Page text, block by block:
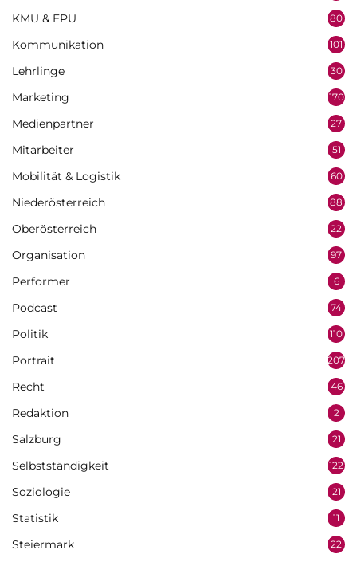
KMU & EPU 80
Kommunikation 101
Lehrlinge 30
Marketing 170
Medienpartner 27
Mitarbeiter 51
Mobilität & Logistik 60
Niederösterreich 88
Oberösterreich 22
Organisation 97
Performer 6
Podcast 74
Politik 110
Portrait 207
Recht 46
Redaktion 2
Salzburg 21
Selbstständigkeit 122
Soziologie 21
Statistik 11
Steiermark 22